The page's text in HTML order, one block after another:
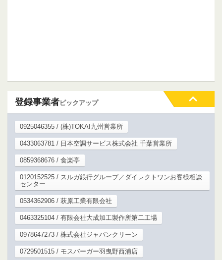
登録事業者ピックアップ
0925046355 / (株)TOKAI九州営業所
0433063781 / 日本空調サービス株式会社 千葉営業所
0859368676 / 食楽亭
0120152525 / スルガ銀行グループ／ダイレクトワンお客様相談
センター
0534362906 / 萩原工業有限会社
0463325104 / 有限会社大成加工製作所第二工場
0978647273 / 株式会社ジャパンクリーン
0729501515 / モスバーガー羽曳野西浦店